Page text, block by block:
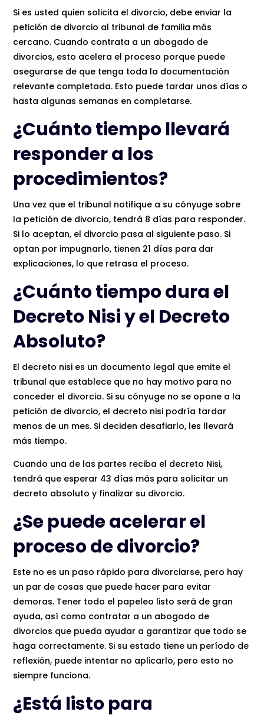
Si es usted quien solicita el divorcio, debe enviar la
petición de divorcio al tribunal de familia más
cercano. Cuando contrata a un abogado de
divorcios, esto acelera el proceso porque puede
asegurarse de que tenga toda la documentación
relevante completada. Esto puede tardar unos días o
hasta algunas semanas en completarse.
¿Cuánto tiempo llevará
responder a los
procedimientos?
Una vez que el tribunal notifique a su cónyuge sobre
la petición de divorcio, tendrá 8 días para responder.
Si lo aceptan, el divorcio pasa al siguiente paso. Si
optan por impugnarlo, tienen 21 días para dar
explicaciones, lo que retrasa el proceso.
¿Cuánto tiempo dura el
Decreto Nisi y el Decreto
Absoluto?
El decreto nisi es un documento legal que emite el
tribunal que establece que no hay motivo para no
conceder el divorcio. Si su cónyuge no se opone a la
petición de divorcio, el decreto nisi podría tardar
menos de un mes. Si deciden desafiarlo, les llevará
más tiempo.
Cuando una de las partes reciba el decreto Nisi,
tendrá que esperar 43 días más para solicitar un
decreto absoluto y finalizar su divorcio.
¿Se puede acelerar el
proceso de divorcio?
Este no es un paso rápido para divorciarse, pero hay
un par de cosas que puede hacer para evitar
demoras. Tener todo el papeleo listo será de gran
ayuda, así como contratar a un abogado de
divorcios que pueda ayudar a garantizar que todo se
haga correctamente. Si su estado tiene un período de
reflexión, puede intentar no aplicarlo, pero esto no
siempre funciona.
¿Está listo para